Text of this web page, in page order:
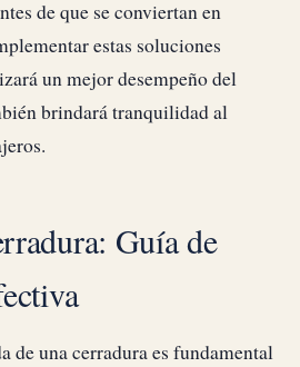
de que se conviertan en
estas soluciones
un mejor desempeño del
brindará tranquilidad al
Guía de
de una cerradura es fundamental